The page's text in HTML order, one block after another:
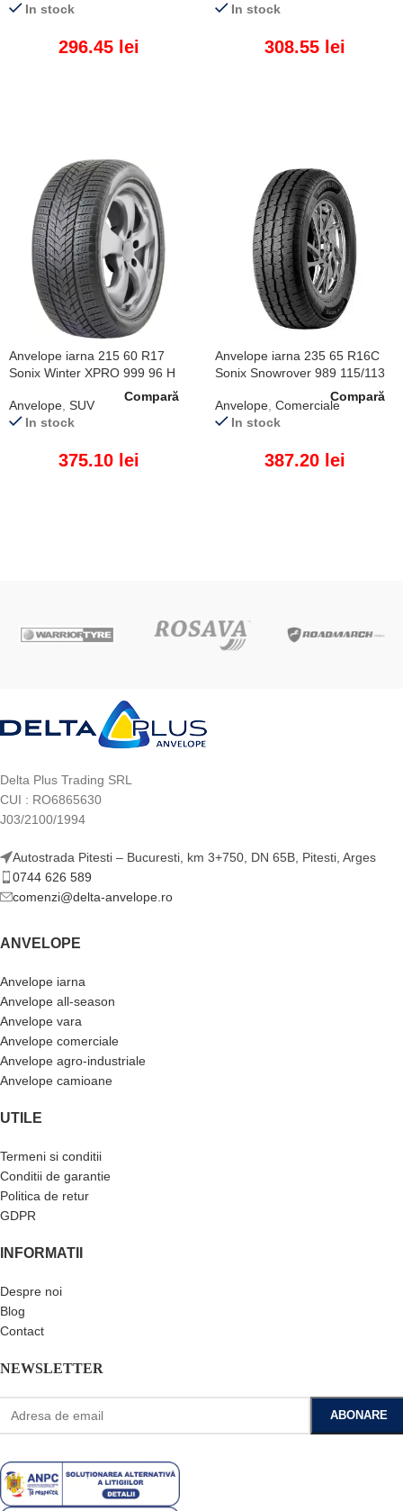
In stock
296.45 lei
In stock
308.55 lei
Anvelope iarna 215 60 R17
Sonix Winter XPRO 999 96 H
Anvelope SUV
In stock
375.10 lei
Compară
Anvelope iarna 235 65 R16C
Sonix Snowrover 989 115/113
Anvelope Comerciale
In stock
387.20 lei
Compară
Delta Plus Trading SRL
CUI : RO6865630
J03/2100/1994
Autostrada Pitesti – Bucuresti, km 3+750, DN 65B, Pitesti, Arges
0744 626 589
comenzi@delta-anvelope.ro
ANVELOPE
Anvelope iarna
Anvelope all-season
Anvelope vara
Anvelope comerciale
Anvelope agro-industriale
Anvelope camioane
UTILE
Termeni si conditii
Conditii de garantie
Politica de retur
GDPR
INFORMATII
Despre noi
Blog
Contact
NEWSLETTER